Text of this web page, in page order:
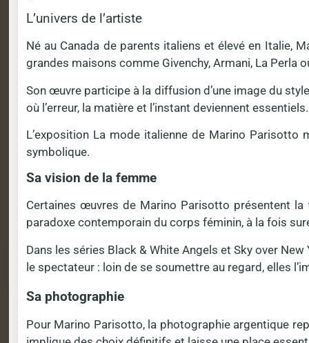
L’univers de l’artiste
Né au Canada de parents italiens et élevé en Italie,
grandes maisons comme Givenchy, Armani, La
Son œuvre participe à la diffusion d’une image du
où l’erreur, la matière et l’instant deviennent essentiels.
L’exposition La mode italienne de Marino
symbolique.
Sa vision de la femme
Certaines œuvres de Marino Parisotto présentent
paradoxe contemporain du corps féminin, à la fois
Dans les séries Black & White Angels et Sky over
le spectateur : loin de se soumettre au regard, elles
Sa photographie
Pour Marino Parisotto, la photographie argentique